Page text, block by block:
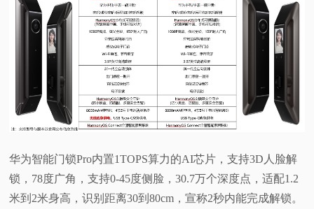
华为智能门锁Pro内置1TOPS算力的AI芯片，支持3D人脸解
锁，78度广角，支持0-45度侧脸，30.7万个深度点，适配1.2
米到2米身高，识别距离30到80cm，宣称2秒内能完成解锁。